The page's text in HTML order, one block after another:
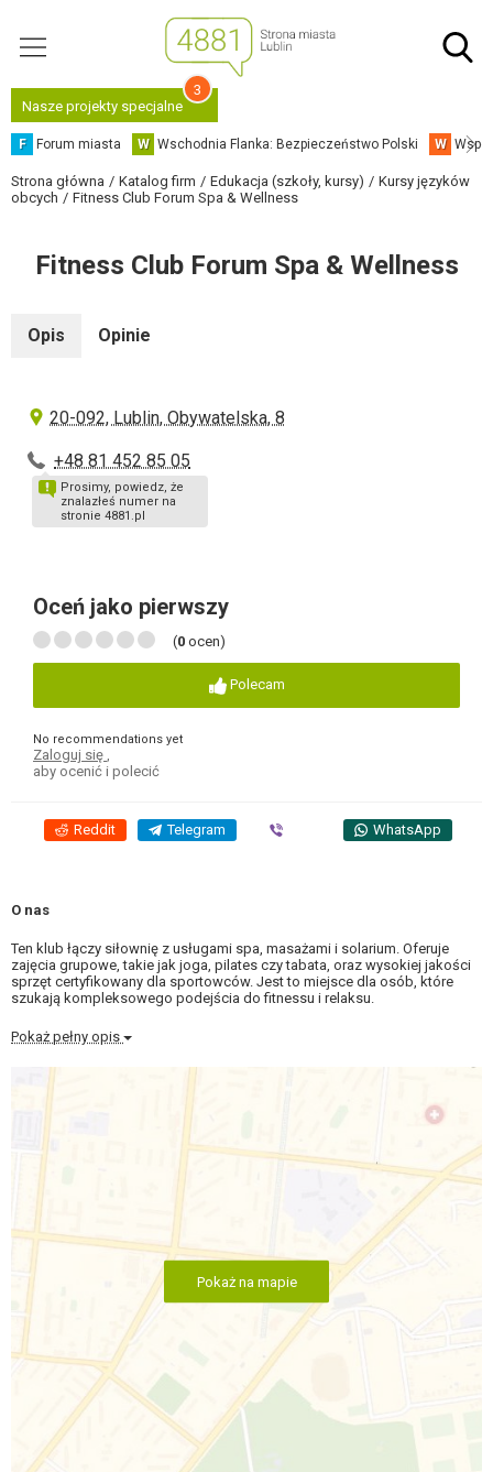
Nasze projekty specjalne
3
F Forum miasta W Wschodnia Flanka: Bezpieczeństwo Polski W
Strona główna Katalog firm Edukacja (szkoły, kursy)
Kursy języków
obcych
Fitness Club Forum Spa & Wellness
Fitness Club Forum Spa & Wellness
Opis Opinie
20-092, Lublin, Obywatelska, 8
+48 81 452 85 05
Prosimy, powiedz, że
znalazłeś numer na
stronie 4881.pl
Oceń jako pierwszy
(0 ocen)
Polecam
No recommendations yet
Zaloguj się
aby ocenić i polecić
Reddit Telegram WhatsApp
O nas
Ten klub łączy siłownię z usługami spa, masażami i solarium. Oferuje
zajęcia grupowe, takie jak joga, pilates czy tabata, oraz wysokiej jakości
sprzęt certyfikowany dla sportowców. Jest to miejsce dla osób, które
szukają kompleksowego podejścia do fitnessu i relaksu.
Pokaż pełny opis
Pokaż na mapie